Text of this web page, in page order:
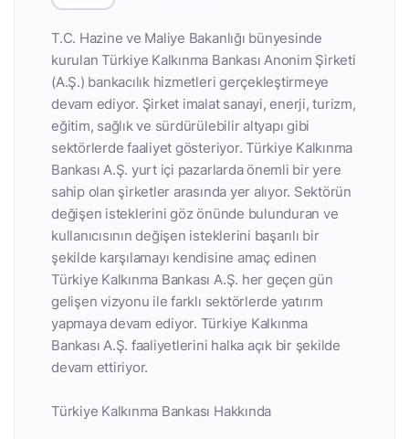
T.C. Hazine ve Maliye Bakanlığı bünyesinde
kurulan Türkiye Kalkınma Bankası Anonim Şirketi
(A.Ş.) bankacılık hizmetleri gerçekleştirmeye
devam ediyor. Şirket imalat sanayi, enerji, turizm,
eğitim, sağlık ve sürdürülebilir altyapı gibi
sektörlerde faaliyet gösteriyor. Türkiye Kalkınma
Bankası A.Ş. yurt içi pazarlarda önemli bir yere
sahip olan şirketler arasında yer alıyor. Sektörün
değişen isteklerini göz önünde bulunduran ve
kullanıcısının değişen isteklerini başarılı bir
şekilde karşılamayı kendisine amaç edinen
Türkiye Kalkınma Bankası A.Ş. her geçen gün
gelişen vizyonu ile farklı sektörlerde yatırım
yapmaya devam ediyor. Türkiye Kalkınma
Bankası A.Ş. faaliyetlerini halka açık bir şekilde
devam ettiriyor.
Türkiye Kalkınma Bankası Hakkında